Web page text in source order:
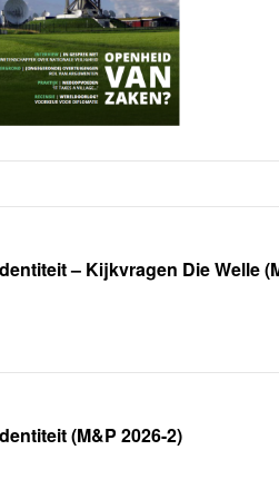
– Kijkvragen Die Welle
(M&P 2026-2)